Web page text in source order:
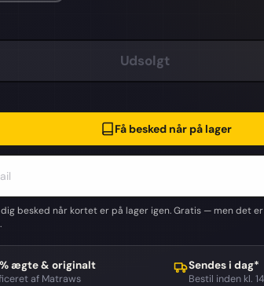
Udsolgt
Få besked når på lager
dig besked når kortet er på lager igen. Gratis — men det
ægte & originalt
af Matraws
Sendes i dag*
Bestil inden kl.